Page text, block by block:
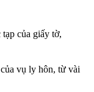
của giấy tờ,
vụ ly hôn, từ vài